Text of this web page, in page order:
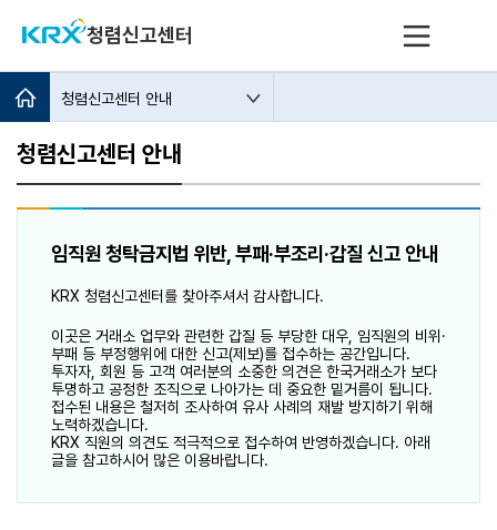
청렴신고센터
청렴신고센터 안내
청렴신고센터 안내
임직원 청탁금지법 위반, 부패·부조리·갑질 신고 안내
KRX 청렴신고센터를 찾아주셔서 감사합니다.
이곳은 거래소 업무와 관련한 갑질 등 부당한 대우, 임직원의 비위·
부패 등 부정행위에 대한 신고(제보)를 접수하는 공간입니다.
투자자, 회원 등 고객 여러분의 소중한 의견은 한국거래소가 보다
투명하고 공정한 조직으로 나아가는 데 중요한 밑거름이 됩니다.
접수된 내용은 철저히 조사하여 유사 사례의 재발 방지하기 위해
노력하겠습니다.
KRX 직원의 의견도 적극적으로 접수하여 반영하겠습니다. 아래
글을 참고하시어 많은 이용바랍니다.